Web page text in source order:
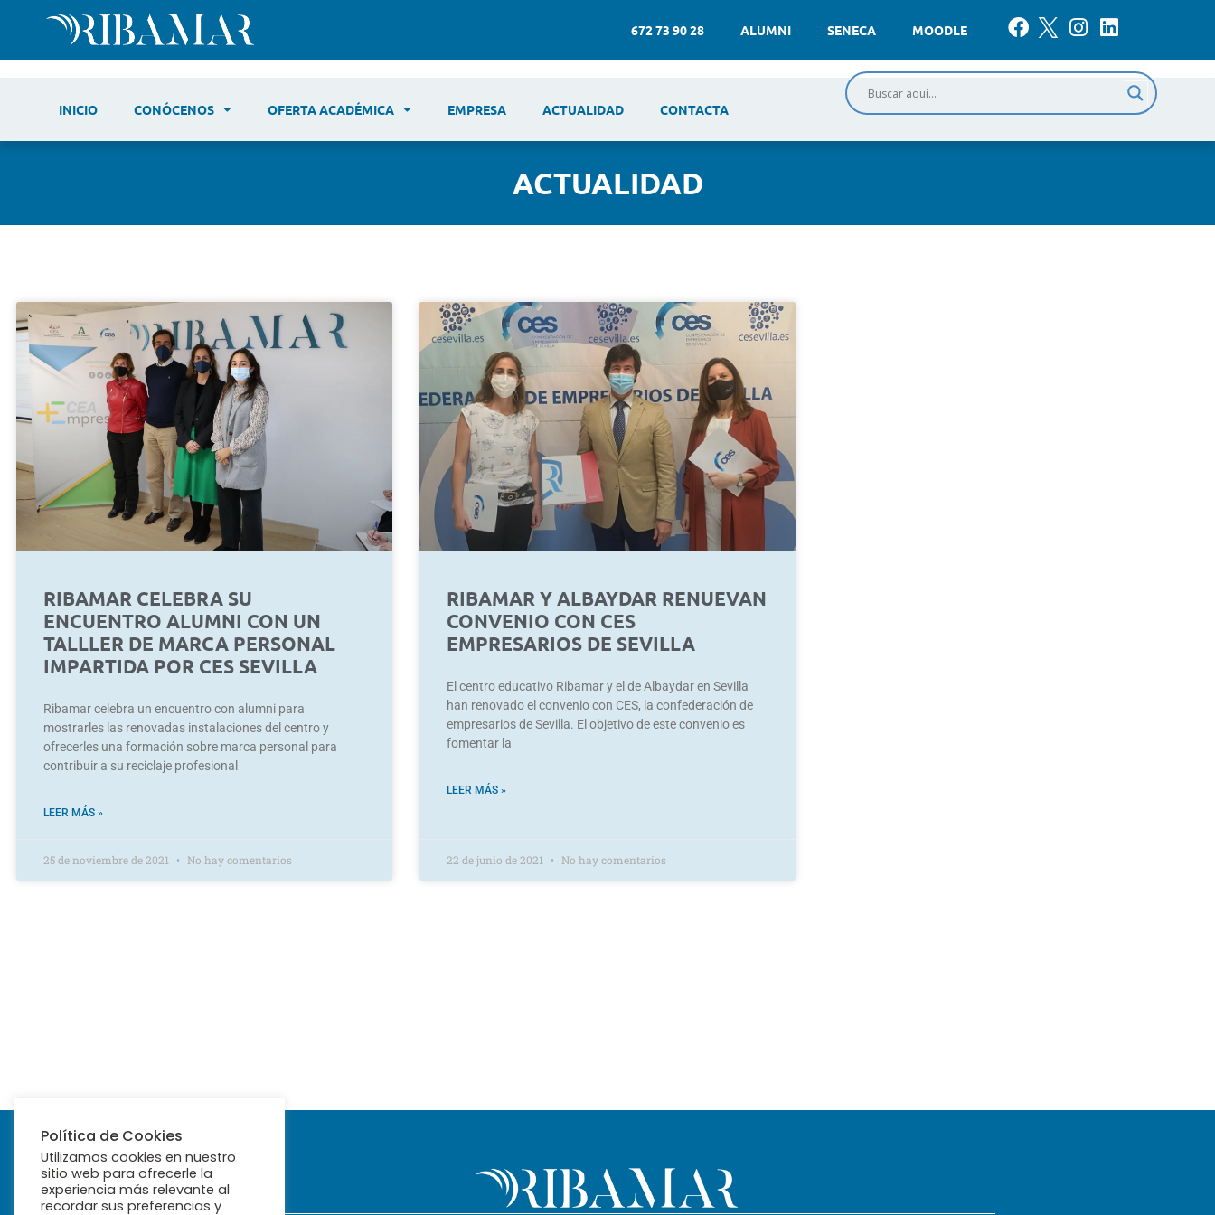
672 73 90 28 ALUMNI SENECA MOODLE
INICIO CONÓCENOS OFERTA ACADÉMICA EMPRESA ACTUALIDAD CONTACTA
ACTUALIDAD
RIBAMAR CELEBRA SU
ENCUENTRO ALUMNI CON UN
TALLLER DE MARCA PERSONAL
IMPARTIDA POR CES SEVILLA
Ribamar celebra un encuentro con alumni para
mostrarles las renovadas instalaciones del centro y
ofrecerles una formación sobre marca personal para
contribuir a su reciclaje profesional
LEER MÁS »
25 de noviembre de 2021 No hay comentarios
RIBAMAR Y ALBAYDAR RENUEVAN
CONVENIO CON CES
EMPRESARIOS DE SEVILLA
El centro educativo Ribamar y el de Albaydar en Sevilla
han renovado el convenio con CES, la confederación de
empresarios de Sevilla. El objetivo de este convenio es
fomentar la
LEER MÁS »
22 de junio de 2021 No hay comentarios
Política de Cookies
Utilizamos cookies en nuestro
sitio web para ofrecerle la
experiencia más relevante al
recordar sus preferencias y